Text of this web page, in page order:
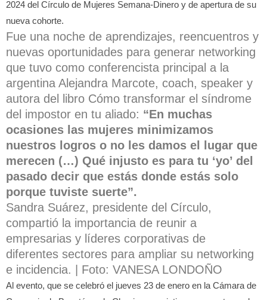
2024 del Círculo de Mujeres Semana-Dinero y de apertura de su
nueva cohorte.
Fue una noche de aprendizajes, reencuentros y
nuevas oportunidades para generar networking
que tuvo como conferencista principal a la
argentina Alejandra Marcote, coach, speaker y
autora del libro Cómo transformar el síndrome
del impostor en tu aliado: “En muchas
ocasiones las mujeres minimizamos
nuestros logros o no les damos el lugar que
merecen (…) Qué injusto es para tu ‘yo’ del
pasado decir que estás donde estás solo
porque tuviste suerte”.
Sandra Suárez, presidente del Círculo,
compartió la importancia de reunir a
empresarias y líderes corporativas de
diferentes sectores para ampliar su networking
e incidencia. | Foto: VANESA LONDOÑO
Al evento, que se celebró el jueves 23 de enero en la Cámara de